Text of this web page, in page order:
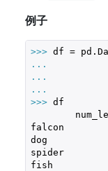
例子
>>> df =
...
...
...
>>> df
falcon
dog
spider
fish